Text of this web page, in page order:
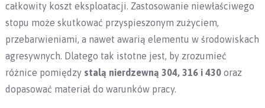
całkowity koszt eksploatacji. Zastosowanie niewłaściwego
stopu może skutkować przyspieszonym zużyciem,
przebarwieniami, a nawet awarią elementu w środowiskach
agresywnych. Dlatego tak istotne jest, by zrozumieć
różnice pomiędzy stalą nierdzewną 304, 316 i 430oraz
dopasować materiał do warunków pracy.